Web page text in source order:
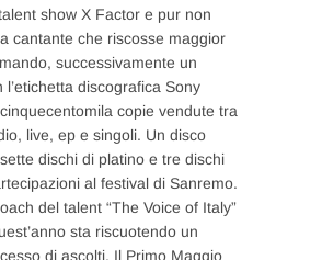
show X Factor e pur non
cantante che riscosse maggior
successivamente un
l’etichetta discografica Sony
copie vendute tra
live, ep e singoli. Un disco
dischi di platino e tre dischi
al festival di Sanremo.
del talent “The Voice of Italy”
sta riscuotendo un
di ascolti. Il Primo Maggio